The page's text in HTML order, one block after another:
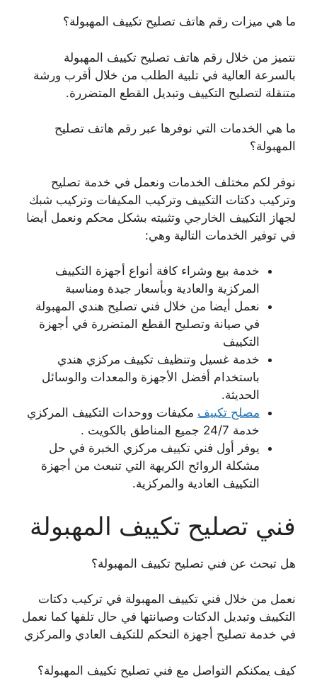
ما هي ميزات رقم هاتف تصليح تكييف المهبولة؟
نتميز من خلال رقم هاتف تصليح تكييف المهبولة
بالسرعة العالية في تلبية الطلب من خلال أقرب ورشة
متنقلة لتصليح التكييف وتبديل القطع المتضررة.
ما هي الخدمات التي نوفرها عبر رقم هاتف تصليح
المهبولة؟
نوفر لكم مختلف الخدمات ونعمل في خدمة تصليح
وتركيب دكتات التكييف وتركيب المكيفات وتركيب شبك
لجهاز التكييف الخارجي وتثبيته بشكل محكم ونعمل أيضا
في توفير الخدمات التالية وهي:
خدمة بيع وشراء كافة أنواع أجهزة التكييف
المركزية والعادية وبأسعار جيدة ومناسبة
نعمل أيضا من خلال فني تصليح هندي المهبولة
في صيانة وتصليح القطع المتضررة في أجهزة
التكييف
خدمة غسيل وتنظيف تكييف مركزي هندي
باستخدام أفضل الأجهزة والمعدات والوسائل
الحديثة.
مصلح تكييف مكيفات ووحدات التكييف المركزي
خدمة 24/7 جميع المناطق بالكويت .
يوفر أول فني تكييف مركزي الخبرة في حل
مشكلة الروائح الكريهة التي تنبعث من أجهزة
التكييف العادية والمركزية.
فني تصليح تكييف المهبولة
هل تبحث عن فني تصليح تكييف المهبولة؟
نعمل من خلال فني تكييف المهبولة في تركيب دكتات
التكييف وتبديل الدكتات وصيانتها في حال تلفها كما نعمل
في خدمة تصليح أجهزة التحكم للتكيف العادي والمركزي
كيف يمكنكم التواصل مع فني تصليح تكييف المهبولة؟